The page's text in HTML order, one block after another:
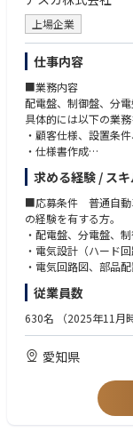
上場企業
仕事内容
■業務内容
配電盤、制御盤、分
具体的には以下の業
・顧客仕様、設置条
・仕様書作成
・外形図、板金製作図
・部品選定、部品表
・営業、製造、品質
・顧客との仕様確認、
・製造現場への設計
・基本的に、CAD ２
同社の営業担当や、
■やりがい
手がけた製品が設置
にする機会も多く、や
2億円規模など大き
一貫した制御盤の製
■中途入社者がご入
・多様な顧客の製品
求める経験 / ス
■応募条件 普通自動
の経験を有する方。
・配電盤、分電盤、
・電気設計（ハード
・電気回路図、部品
・シーケンス制御に関
・電気系CADを用いた
・AutoCADまたはそ
・配電盤、分電盤、
・電気製図、機械製
・第二種電気工事士
従業員数
630名 （2025年11月
愛知県